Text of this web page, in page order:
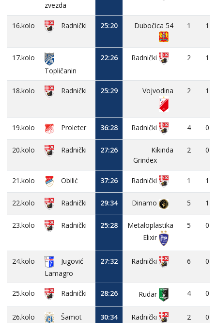
zvezda
16.kolo Radnički 25:20 Dubočica 54 1 1
17.kolo
Topličanin
22:26 Radnički 2 1
18.kolo Radnički 25:29 Vojvodina 2 1
19.kolo Proleter 36:28 Radnički 4 0
20.kolo Radnički 27:26
Kikinda
Grindex
2 0
21.kolo Obilić 37:26 Radnički 1 1
22.kolo Radnički 29:34 Dinamo 5 1
23.kolo Radnički 25:28
Metaloplastika
Elixir
5 0
24.kolo
Jugović
Lamagro
27:32 Radnički 6 0
25.kolo Radnički 28:26 Rudar 4 0
26.kolo Šamot 30:34 Radnički 2 0